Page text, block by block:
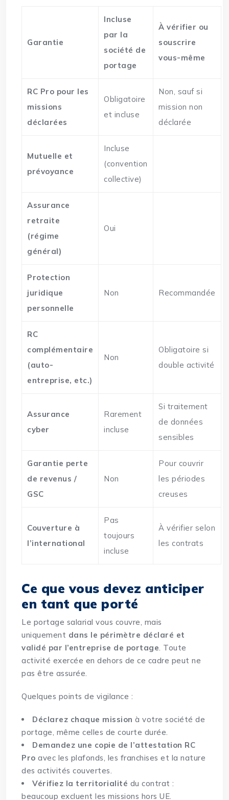
Garantie
Incluse
par la
société de
portage
À vérifier ou
souscrire
vous-même
RC Pro pour les
missions
déclarées
Obligatoire
et incluse
Non, sauf si
mission non
déclarée
Mutuelle et
prévoyance
Incluse
(convention
collective)
Assurance
retraite
(régime
général)
Oui
Protection
juridique
personnelle
Non Recommandée
RC
complémentaire
(auto-
entreprise, etc.)
Non
Obligatoire si
double activité
Assurance
cyber
Rarement
incluse
Si traitement
de données
sensibles
Garantie perte
de revenus /
GSC
Non
Pour couvrir
les périodes
creuses
Couverture à
l’international
Pas
toujours
incluse
À vérifier selon
les contrats
Ce que vous devez anticiper
en tant que porté
Le portage salarial vous couvre, mais
uniquement dans le périmètre déclaré et
validé par l’entreprise de portage. Toute
activité exercée en dehors de ce cadre peut ne
pas être assurée.
Quelques points de vigilance :
Déclarez chaque mission à votre société de
portage, même celles de courte durée.
Demandez une copie de l’attestation RC
Pro avec les plafonds, les franchises et la nature
des activités couvertes.
Vérifiez la territorialité du contrat :
beaucoup excluent les missions hors UE.